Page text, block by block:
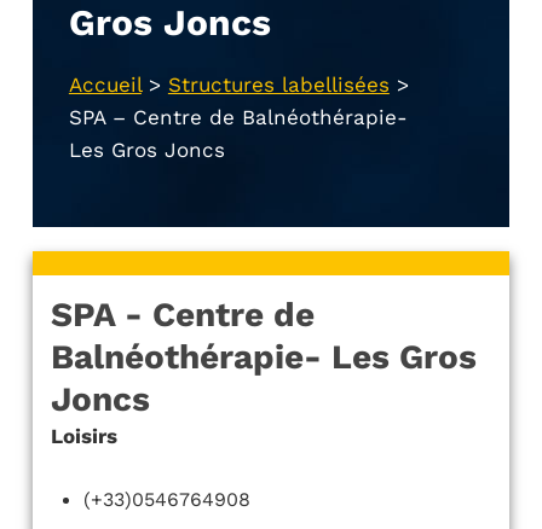
Gros Joncs
Accueil> Structures labellisées >
SPA – Centre de Balnéothérapie-
Les Gros Joncs
SPA - Centre de
Balnéothérapie- Les Gros
Joncs
Loisirs
(+33)0546764908